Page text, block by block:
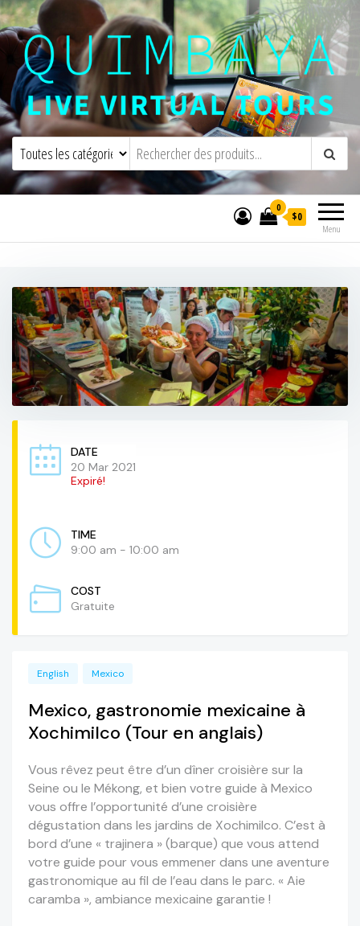
Quimbaya Virtual ToursVisites virtuelles interactives en direct
Menu
0
$0
DATE
20 Mar 2021
Expiré!
TIME
9:00 am - 10:00 am
COST
Gratuite
English Mexico
Mexico, gastronomie mexicaine à
Xochimilco (Tour en anglais)
Vous rêvez peut être d’un dîner croisière sur la
Seine ou le Mékong, et bien votre guide à Mexico
vous offre l’opportunité d’une croisière
dégustation dans les jardins de Xochimilco. C’est à
bord d’une « trajinera » (barque) que vous attend
votre guide pour vous emmener dans une aventure
gastronomique au fil de l’eau dans le parc. « Aie
caramba », ambiance mexicaine garantie !